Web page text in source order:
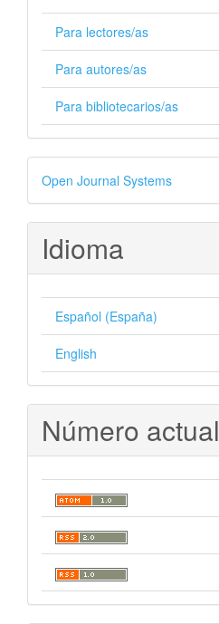
Para lectores/as
Para autores/as
Para bibliotecarios/as
Desarrollado
por
Open Journal Systems
Idioma
Español (España)
English
Número actual